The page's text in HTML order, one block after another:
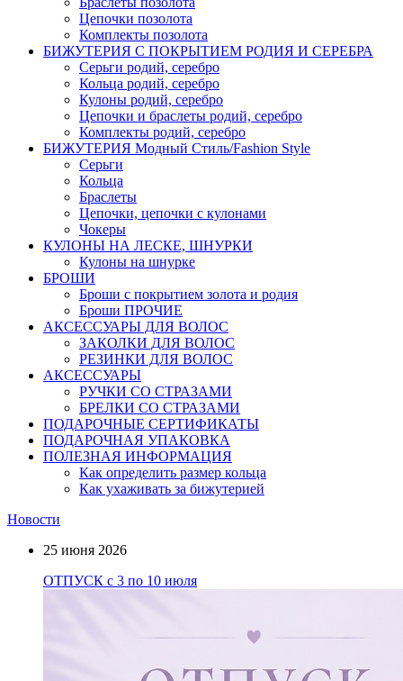
Цепочки позолота
Комплекты позолота
БИЖУТЕРИЯ С ПОКРЫТИЕМ РОДИЯ И СЕРЕБРА
Серьги родий, серебро
Кольца родий, серебро
Кулоны родий, серебро
Цепочки и браслеты родий, серебро
Комплекты родий, серебро
БИЖУТЕРИЯ Модный Стиль/Fashion Style
Серьги
Кольца
Браслеты
Цепочки, цепочки с кулонами
Чокеры
КУЛОНЫ НА ЛЕСКЕ, ШНУРКИ
Кулоны на шнурке
БРОШИ
Броши с покрытием золота и родия
Броши ПРОЧИЕ
АКСЕССУАРЫ ДЛЯ ВОЛОС
ЗАКОЛКИ ДЛЯ ВОЛОС
РЕЗИНКИ ДЛЯ ВОЛОС
АКСЕССУАРЫ
РУЧКИ СО СТРАЗАМИ
БРЕЛКИ СО СТРАЗАМИ
ПОДАРОЧНЫЕ СЕРТИФИКАТЫ
ПОДАРОЧНАЯ УПАКОВКА
ПОЛЕЗНАЯ ИНФОРМАЦИЯ
Как определить размер кольца
Как ухаживать за бижутерией
Новости
25 июня 2026
ОТПУСК с 3 по 10 июля